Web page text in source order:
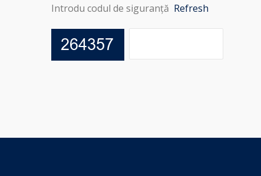
Introdu codul de siguranță Refresh